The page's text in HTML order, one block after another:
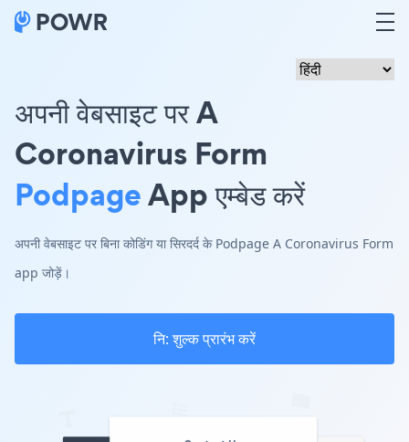
अपनी वेबसाइट पर A
Coronavirus Form
PodpageApp एम्बेड करें
अपनी वेबसाइट पर बिना कोडिंग या सिरदर्द के Podpage A Coronavirus Form
app जोड़ें।
नि: शुल्क प्रारंभ करें